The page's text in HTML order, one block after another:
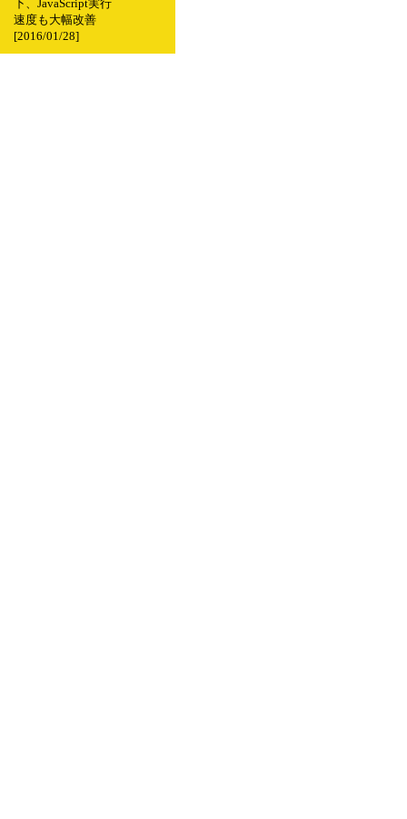
下、JavaScript実行
速度も大幅改善
[2016/01/28]